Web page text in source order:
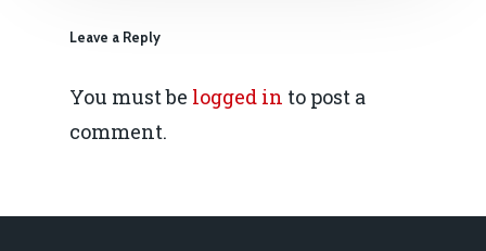
Leave a Reply
You must be logged in to post a
comment.